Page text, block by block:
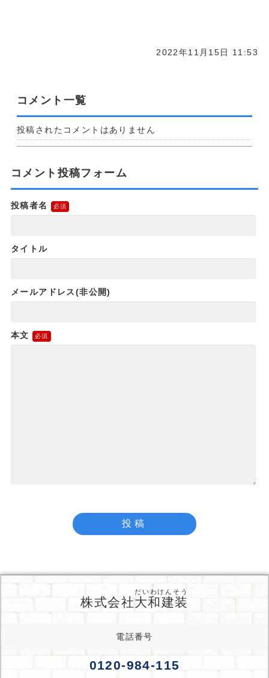
2022年11月15日 11:53
コメント一覧
投稿されたコメントはありません
コメント投稿フォーム
投稿者名
タイトル
メールアドレス(非公開)
本文
株式会社大和建装
だいわけんそう
電話番号
0120-984-115